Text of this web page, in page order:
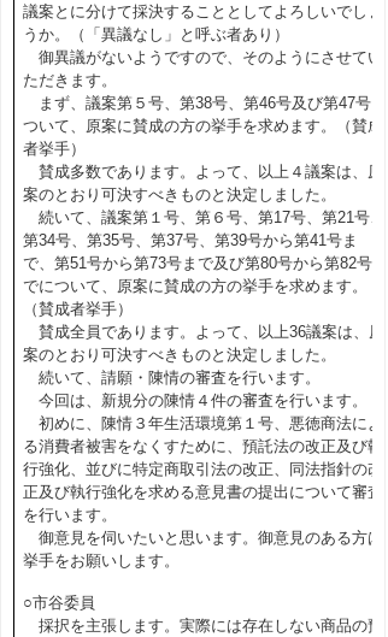
議案とに分けて採決することとしてよろしいでしょ
うか。（「異議なし」と呼ぶ者あり）
御異議がないようですので、そのようにさせてい
ただきます。
まず、議案第５号、第38号、第46号及び第47号に
ついて、原案に賛成の方の挙手を求めます。（賛成
者挙手）
賛成多数であります。よって、以上４議案は、原
案のとおり可決すべきものと決定しました。
続いて、議案第１号、第６号、第17号、第21号、
第34号、第35号、第37号、第39号から第41号ま
で、第51号から第73号まで及び第80号から第82号ま
でについて、原案に賛成の方の挙手を求めます。
（賛成者挙手）
賛成全員であります。よって、以上36議案は、原
案のとおり可決すべきものと決定しました。
続いて、請願・陳情の審査を行います。
今回は、新規分の陳情４件の審査を行います。
初めに、陳情３年生活環境第１号、悪徳商法によ
る消費者被害をなくすために、預託法の改正及び執
行強化、並びに特定商取引法の改正、同法指針の改
正及び執行強化を求める意見書の提出について審査
を行います。
御意見を伺いたいと思います。御意見のある方は
挙手をお願いします。
○市谷委員
採択を主張します。実際には存在しない商品の預